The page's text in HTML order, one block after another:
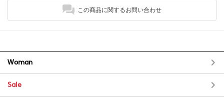
この商品に関するお問い合わせ
Woman
Sale